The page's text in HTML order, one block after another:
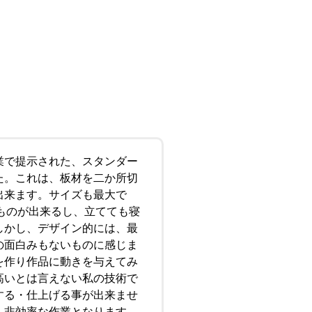
提示された、スタンダー
これは、板材を二か所切
ます。サイズも最大で
のが出来るし、立てても寝
し、デザイン的には、最
白みもないものに感じま
り作品に動きを与えてみ
とは言えない私の技術で
・仕上げる事が出来ませ